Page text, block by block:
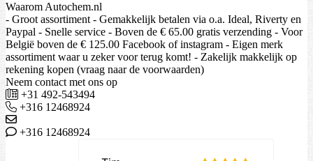
Waarom Autochem.nl
- Groot assortiment - Gemakkelijk betalen via o.a. Ideal, Riverty en
Paypal - Snelle service - Boven de € 65.00 gratis verzending - Voor
België boven de € 125.00 Facebook of instagram - Eigen merk
assortiment waar u zeker voor terug komt! - Zakelijk makkelijk op
rekening kopen (vraag naar de voorwaarden)
Neem contact met ons op
+31 492-543494
+316 12468924
+316 12468924